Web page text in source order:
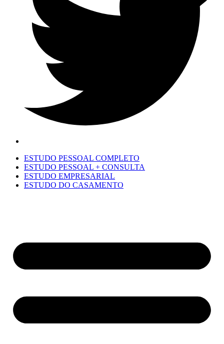
ESTUDO PESSOAL COMPLETO
ESTUDO PESSOAL + CONSULTA
ESTUDO EMPRESARIAL
ESTUDO DO CASAMENTO